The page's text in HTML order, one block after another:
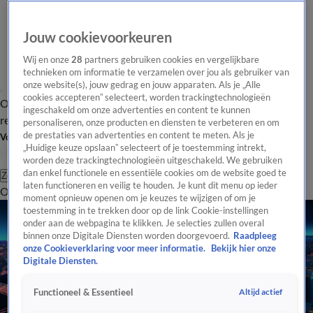
Overzicht Laatste nieuws Regionieuws Het beste van Hart
Tip de
redactie
Volg Hart van Nederland
Zoeken
OverzichtRegioUitzendingenWeerTip de redactiePanelVideo's
Jouw cookievoorkeuren
Wij en onze28 partners gebruiken cookies en vergelijkbare
technieken om informatie te verzamelen over jou als gebruiker van
onze website(s), jouw gedrag en jouw apparaten. Als je „Alle
cookies accepteren” selecteert, worden trackingtechnologieën
ingeschakeld om onze advertenties en content te kunnen
personaliseren, onze producten en diensten te verbeteren en om
de prestaties van advertenties en content te meten. Als je
„Huidige keuze opslaan” selecteert of je toestemming intrekt,
worden deze trackingtechnologieën uitgeschakeld. We gebruiken
dan enkel functionele en essentiële cookies om de website goed te
laten functioneren en veilig te houden. Je kunt dit menu op ieder
moment opnieuw openen om je keuzes te wijzigen of om je
toestemming in te trekken door op de link Cookie-instellingen
onder aan de webpagina te klikken. Je selecties zullen overal
binnen onze Digitale Diensten worden doorgevoerd. Raadpleeg
onze Cookieverklaring voor meer informatie.
Bekijk hier onze
Digitale Diensten.
Functioneel & Essentieel Altijd actief